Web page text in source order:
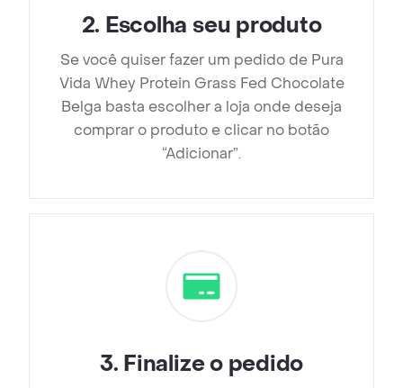
2. Escolha seu produto
Se você quiser fazer um pedido de Pura
Vida Whey Protein Grass Fed Chocolate
Belga basta escolher a loja onde deseja
comprar o produto e clicar no botão
“Adicionar”.
3. Finalize o pedido